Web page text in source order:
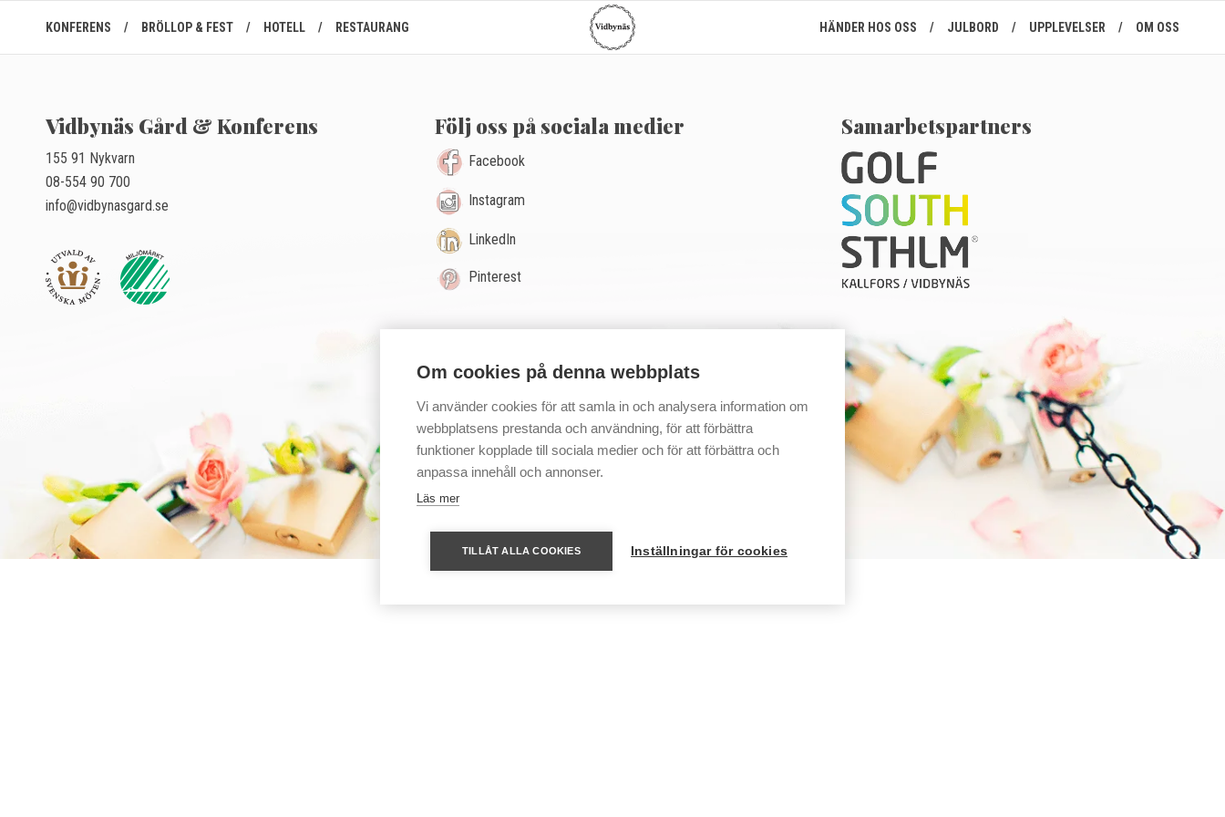
KONFERENS / BRÖLLOP & FEST / HOTELL / RESTAURANG HÄNDER HOS OSS / JULBORD / UPPLEVELSER / OM OSS
Vidbynäs Gård & Konferens
155 91 Nykvarn
08-554 90 700
info@vidbynasgard.se
Följ oss på sociala medier
Facebook
Instagram
LinkedIn
Pinterest
Samarbetspartners
Om cookies på denna webbplats
Vi använder cookies för att samla in och analysera information om
webbplatsens prestanda och användning, för att förbättra
funktioner kopplade till sociala medier och för att förbättra och
anpassa innehåll och annonser.
Läs mer
TILLÅT ALLA COOKIES Inställningar för cookies